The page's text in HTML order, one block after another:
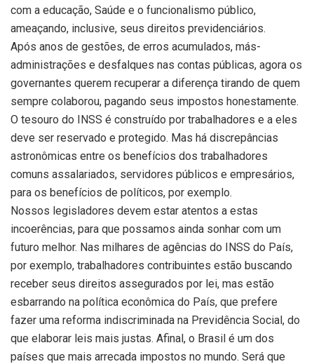
com a educação, Saúde e o funcionalismo público,
ameaçando, inclusive, seus direitos previdenciários.
Após anos de gestões, de erros acumulados, más-
administrações e desfalques nas contas públicas, agora os
governantes querem recuperar a diferença tirando de quem
sempre colaborou, pagando seus impostos honestamente.
O tesouro do INSS é construído por trabalhadores e a eles
deve ser reservado e protegido. Mas há discrepâncias
astronômicas entre os benefícios dos trabalhadores
comuns assalariados, servidores públicos e empresários,
para os benefícios de políticos, por exemplo.
Nossos legisladores devem estar atentos a estas
incoerências, para que possamos ainda sonhar com um
futuro melhor. Nas milhares de agências do INSS do País,
por exemplo, trabalhadores contribuintes estão buscando
receber seus direitos assegurados por lei, mas estão
esbarrando na política econômica do País, que prefere
fazer uma reforma indiscriminada na Previdência Social, do
que elaborar leis mais justas. Afinal, o Brasil é um dos
países que mais arrecada impostos no mundo. Será que